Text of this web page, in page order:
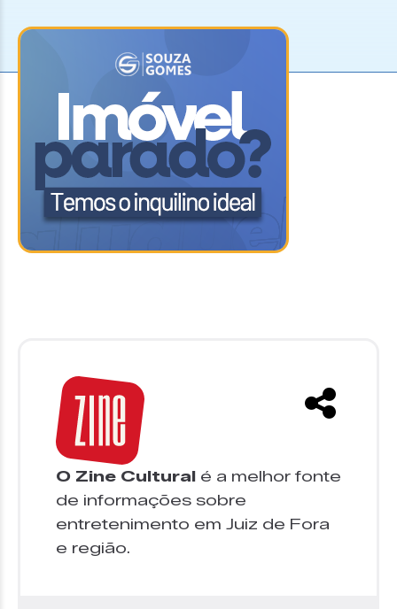
O Zine Cultural é a melhor fonte
de informações sobre
entretenimento em Juiz de Fora
e região.